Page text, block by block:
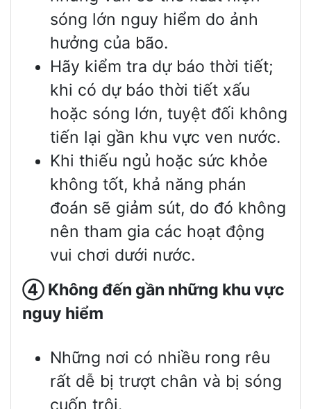
sóng lớn nguy hiểm do ảnh
hưởng của bão.
Hãy kiểm tra dự báo thời tiết;
khi có dự báo thời tiết xấu
hoặc sóng lớn, tuyệt đối không
tiến lại gần khu vực ven nước.
Khi thiếu ngủ hoặc sức khỏe
không tốt, khả năng phán
đoán sẽ giảm sút, do đó không
nên tham gia các hoạt động
vui chơi dưới nước.
④ Không đến gần những khu vực
nguy hiểm
Những nơi có nhiều rong rêu
rất dễ bị trượt chân và bị sóng
cuốn trôi.